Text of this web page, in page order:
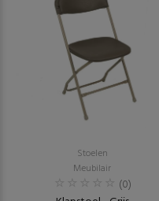
Stoelen
Meubilair
(0)